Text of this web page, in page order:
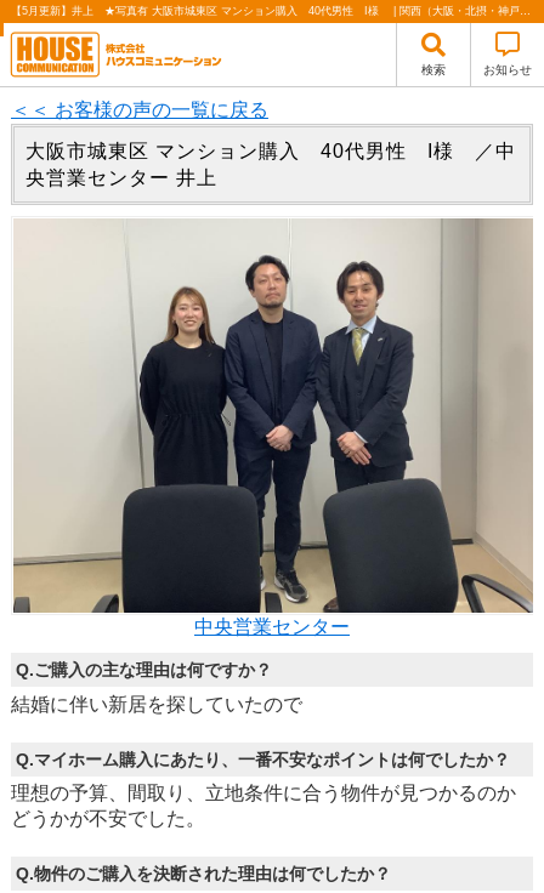
【5月更新】井上 ★写真有 大阪市城東区 マンション購入 40代男性 I様 | 関西（大阪・北摂・神戸）・関東（東京）で不動産の購入・売却、注文住宅、リノベーションの事なら株式会社ハウスコミュニケーション
検索 お知らせ
＜＜ お客様の声の一覧に戻る
大阪市城東区 マンション購入 40代男性 I様 ／中
央営業センター 井上
中央営業センター
Q.ご購入の主な理由は何ですか？
結婚に伴い新居を探していたので
Q.マイホーム購入にあたり、一番不安なポイントは何でしたか？
理想の予算、間取り、立地条件に合う物件が見つかるのか
どうかが不安でした。
Q.物件のご購入を決断された理由は何でしたか？